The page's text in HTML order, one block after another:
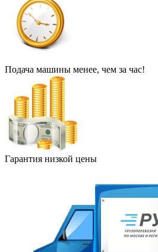
Подача машины менее, чем за час!
Гарантия низкой цены